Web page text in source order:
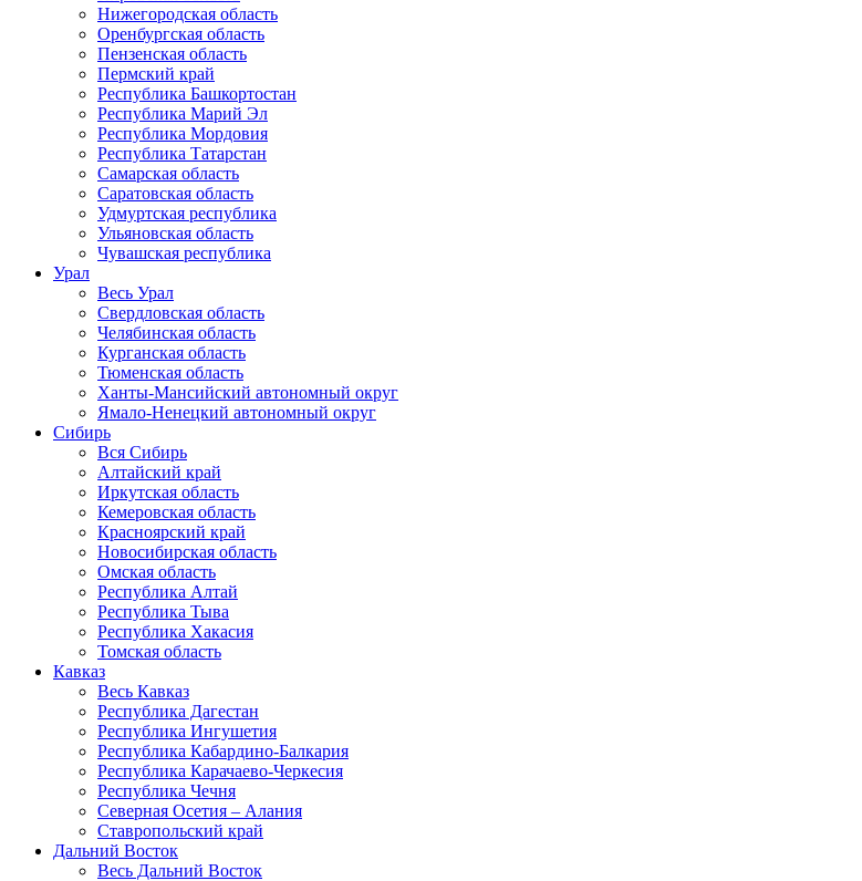
Нижегородская область
Оренбургская область
Пензенская область
Пермский край
Республика Башкортостан
Республика Марий Эл
Республика Мордовия
Республика Татарстан
Самарская область
Саратовская область
Удмуртская республика
Ульяновская область
Чувашская республика
Урал
Весь Урал
Свердловская область
Челябинская область
Курганская область
Тюменская область
Ханты-Мансийский автономный округ
Ямало-Ненецкий автономный округ
Сибирь
Вся Сибирь
Алтайский край
Иркутская область
Кемеровская область
Красноярский край
Новосибирская область
Омская область
Республика Алтай
Республика Тыва
Республика Хакасия
Томская область
Кавказ
Весь Кавказ
Республика Дагестан
Республика Ингушетия
Республика Кабардино-Балкария
Республика Карачаево-Черкесия
Республика Чечня
Северная Осетия – Алания
Ставропольский край
Дальний Восток
Весь Дальний Восток